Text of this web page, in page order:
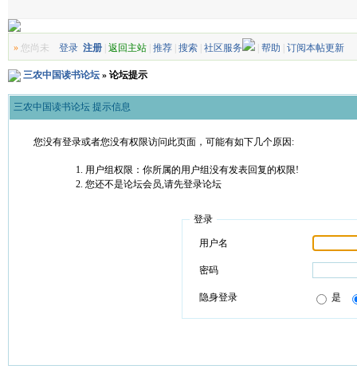
»您尚未 登录 注册| 返回主站| 推荐| 搜索| 社区服务 | 帮助 订阅本帖更新
三农中国读书论坛» 论坛提示
三农中国读书论坛 提示信息
您没有登录或者您没有权限访问此页面，可能有如下几个原因:
用户组权限：你所属的用户组没有发表回复的权限!
您还不是论坛会员,请先登录论坛
登录
用户名
密码
隐身登录 是